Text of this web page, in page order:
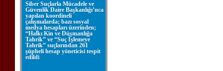
Siber Suçlarla Mücadele ve
Güvenlik Daire Başkanlığı’nca
yapılan koordineli
çalışmalarda; bazı sosyal
medya hesapları üzerinden;
“Halkı Kin ve Düşmanlığa
Tahrik” ve “Suç İşlemeye
Tahrik” suçlarından 261
şüpheli hesap yöneticisi tespit
edildi